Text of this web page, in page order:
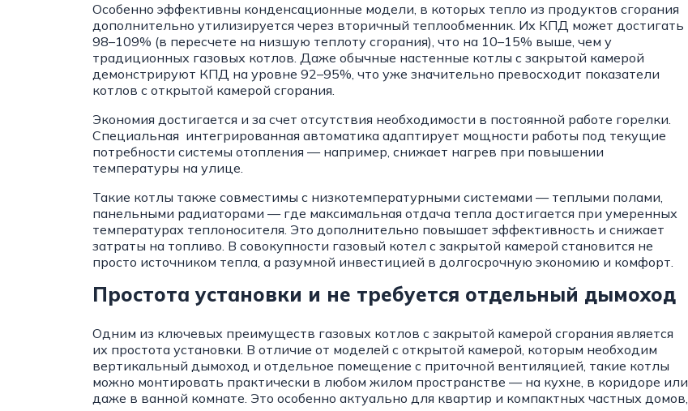
Особенно эффективны конденсационные модели, в которых тепло из продуктов сгорания
дополнительно утилизируется через вторичный теплообменник. Их КПД может достигать
98–109% (в пересчете на низшую теплоту сгорания), что на 10–15% выше, чем у
традиционных газовых котлов. Даже обычные настенные котлы с закрытой камерой
демонстрируют КПД на уровне 92–95%, что уже значительно превосходит показатели
котлов с открытой камерой сгорания.
Экономия достигается и за счет отсутствия необходимости в постоянной работе горелки.
Специальная интегрированная автоматика адаптирует мощности работы под текущие
потребности системы отопления — например, снижает нагрев при повышении
температуры на улице.
Такие котлы также совместимы с низкотемпературными системами — теплыми полами,
панельными радиаторами — где максимальная отдача тепла достигается при умеренных
температурах теплоносителя. Это дополнительно повышает эффективность и снижает
затраты на топливо. В совокупности газовый котел с закрытой камерой становится не
просто источником тепла, а разумной инвестицией в долгосрочную экономию и комфорт.
Простота установки и не требуется отдельный дымоход
Одним из ключевых преимуществ газовых котлов с закрытой камерой сгорания является
их простота установки. В отличие от моделей с открытой камерой, которым необходим
вертикальный дымоход и отдельное помещение с приточной вентиляцией, такие котлы
можно монтировать практически в любом жилом пространстве — на кухне, в коридоре или
даже в ванной комнате. Это особенно актуально для квартир и компактных частных домов,